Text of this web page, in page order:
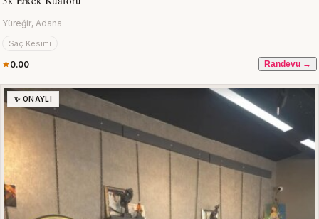
Yüreğir, Adana
Saç Kesimi
0.00 Randevu →
✨ ONAYLI